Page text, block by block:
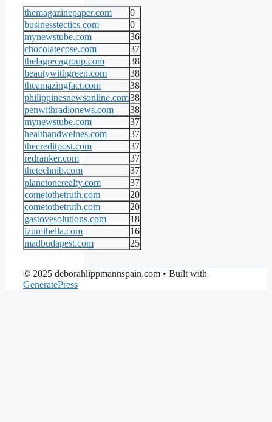
themagazinepaper.com
0
businesstectics.com
0
mynewstube.com
36
chocolatecose.com
37
thelagrecagroup.com
38
beautywithgreen.com
38
theamazingfact.com
38
philippinesnewsonline.com38
penwithradionews.com
38
mynewstube.com
37
healthandwelnes.com
37
thecreditpost.com
37
redranker.com
37
thetechnib.com
37
planetonerealty.com
37
cometothetruth.com
20
cometothetruth.com
20
gastovesolutions.com
18
izumibella.com
16
madbudapest.com
25
© 2025 deborahlippmannspain.com • Built with
GeneratePress